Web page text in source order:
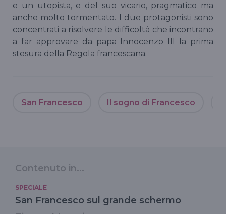
e un utopista, e del suo vicario, pragmatico ma
anche molto tormentato. I due protagonisti sono
concentrati a risolvere le difficoltà che incontrano
a far approvare da papa Innocenzo III la prima
stesura della Regola francescana.
San Francesco Il sogno di Francesco
Contenuto in...
SPECIALE
San Francesco sul grande schermo